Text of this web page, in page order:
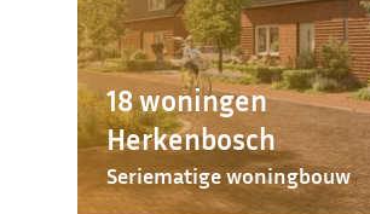
18 woningen
Herkenbosch
Seriematige woningbouw